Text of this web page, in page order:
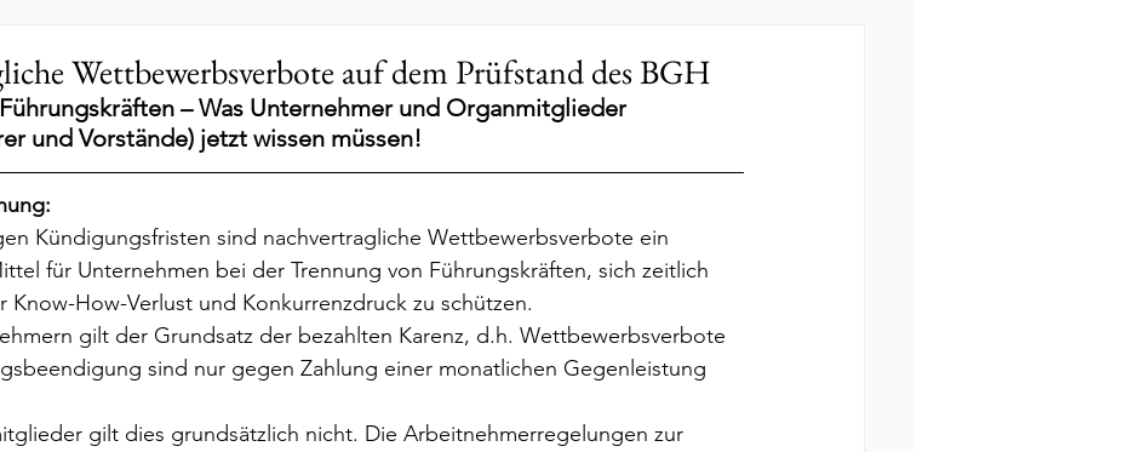
Wettbewerbsverbote auf dem Prüfstand des BGH
– Was Unternehmer und Organmitglieder
und Vorstände) jetzt wissen müssen!
Kündigungsfristen sind nachvertragliche Wettbewerbsverbote ein
für Unternehmen bei der Trennung von Führungskräften, sich zeitlich
Know-How-Verlust und Konkurrenzdruck zu schützen.
gilt der Grundsatz der bezahlten Karenz, d.h. Wettbewerbsverbote
sind nur gegen Zahlung einer monatlichen Gegenleistung
gilt dies grundsätzlich nicht. Die Arbeitnehmerregelungen zur